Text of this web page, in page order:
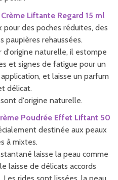
Liftante Regard 15 ml
des poches réduites, des
paupières rehaussées.
naturelle, il estompe
et signes de fatigue pour un
et laisse un parfum
délicat.
d'origine naturelle.
Poudrée Effet Liftant 50
destinée aux peaux
à mixtes.
laisse la peau comme
laisse de délicats accords